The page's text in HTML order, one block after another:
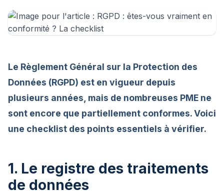
Le Règlement Général sur la Protection des
Données (RGPD) est en vigueur depuis
plusieurs années, mais de nombreuses PME ne
sont encore que partiellement conformes. Voici
une checklist des points essentiels à vérifier.
1. Le registre des traitements
de données